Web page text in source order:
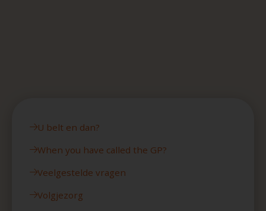
U belt en dan?
When you have called the GP?
Veelgestelde vragen
Volgjezorg